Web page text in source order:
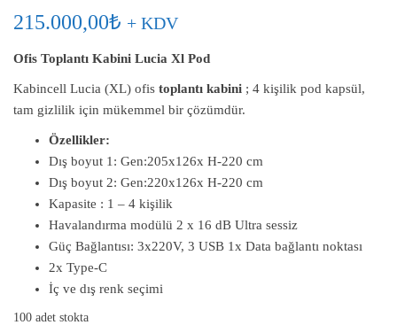
dayanarak 5
üzerinden
aldı
215.000,00₺ + KDV
Ofis Toplantı Kabini Lucia Xl Pod
Kabincell Lucia (XL) ofis toplantı kabini ; 4 kişilik pod kapsül,
tam gizlilik için mükemmel bir çözümdür.
Özellikler:
Dış boyut 1: Gen:205x126x H-220 cm
Dış boyut 2: Gen:220x126x H-220 cm
Kapasite : 1 – 4 kişilik
Havalandırma modülü 2 x 16 dB Ultra sessiz
Güç Bağlantısı: 3x220V, 3 USB 1x Data bağlantı noktası
2x Type-C
İç ve dış renk seçimi
100 adet stokta